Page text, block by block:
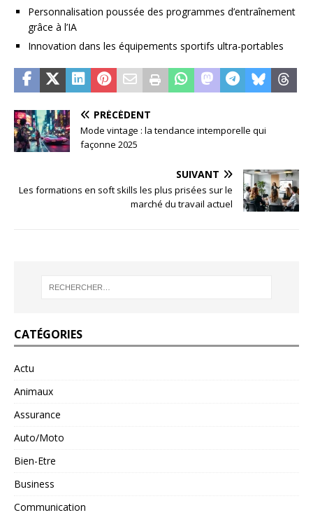
Personnalisation poussée des programmes d’entraînement
grâce à l’IA
Innovation dans les équipements sportifs ultra-portables
PRÉCÉDENT
Mode vintage : la tendance intemporelle qui
façonne 2025
SUIVANT
Les formations en soft skills les plus prisées sur le
marché du travail actuel
CATÉGORIES
Actu
Animaux
Assurance
Auto/Moto
Bien-Etre
Business
Communication